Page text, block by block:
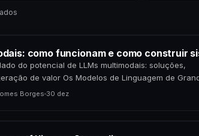
como funcionam e como construir
do potencial de LLMs multimodais: soluções,
de valor Os Modelos de Linguagem de
representam uma…
Borges 30 dez